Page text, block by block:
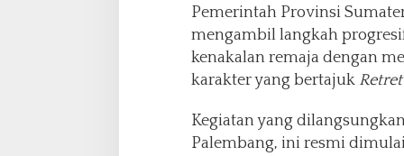
Pemerintah Provinsi
mengambil langkah
kenakalan remaja dengan
karakter yang bertajuk
Kegiatan yang
Palembang, ini resmi